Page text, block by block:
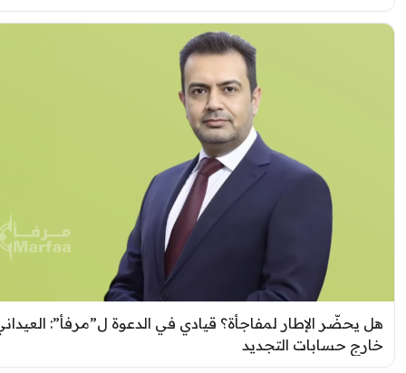
يحضّر الإطار لمفاجأة؟ قيادي في الدعوة ل”مرفأ”: العيداني
حسابات التجديد